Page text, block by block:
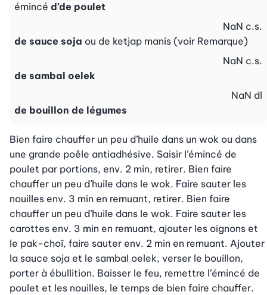
émincé d’de poulet
de sauce soja ou de ketjap manis (voir Remarque)
NaN c.s.
de sambal oelek
NaN c.s.
de bouillon de légumes
NaN dl
Bien faire chauffer un peu d’huile dans un wok ou dans
une grande poêle antiadhésive. Saisir l’émincé de
poulet par portions, env. 2 min, retirer. Bien faire
chauffer un peu d’huile dans le wok. Faire sauter les
nouilles env. 3 min en remuant, retirer. Bien faire
chauffer un peu d’huile dans le wok. Faire sauter les
carottes env. 3 min en remuant, ajouter les oignons et
le pak-choï, faire sauter env. 2 min en remuant. Ajouter
la sauce soja et le sambal oelek, verser le bouillon,
porter à ébullition. Baisser le feu, remettre l’émincé de
poulet et les nouilles, le temps de bien faire chauffer.